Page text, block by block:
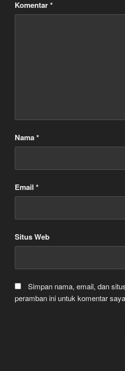
Komentar*
Nama*
Email *
Situs Web
Simpan nama, email, dan
peramban ini untuk komentar